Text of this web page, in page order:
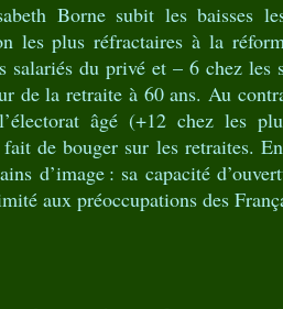
Borne subit les baisses
les plus réfractaires à la
du privé et – 6 chez les
de la retraite à 60 ans. Au
âgé (+12 chez les
fait de bouger sur les retraites.
d’image : sa capacité
aux préoccupations des